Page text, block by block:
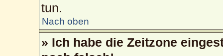
tun.
Nach oben
» Ich habe die Zeitzone